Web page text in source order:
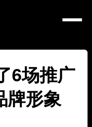
6场推广
牌形象